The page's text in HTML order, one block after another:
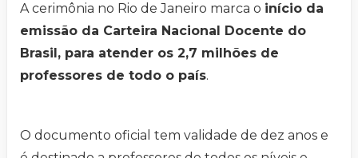
A cerimônia no Rio de Janeiro marca o início da
emissão da Carteira Nacional Docente do
Brasil, para atender os 2,7 milhões de
professores de todo o país.
O documento oficial tem validade de dez anos e